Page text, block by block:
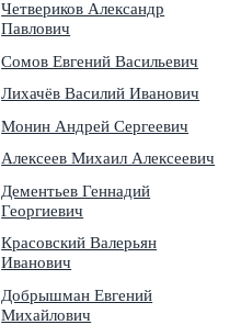
Четвериков Александр
Павлович
Сомов Евгений Васильевич
Лихачёв Василий Иванович
Монин Андрей Сергеевич
Алексеев Михаил Алексеевич
Дементьев Геннадий
Георгиевич
Красовский Валерьян
Иванович
Добрышман Евгений
Михайлович